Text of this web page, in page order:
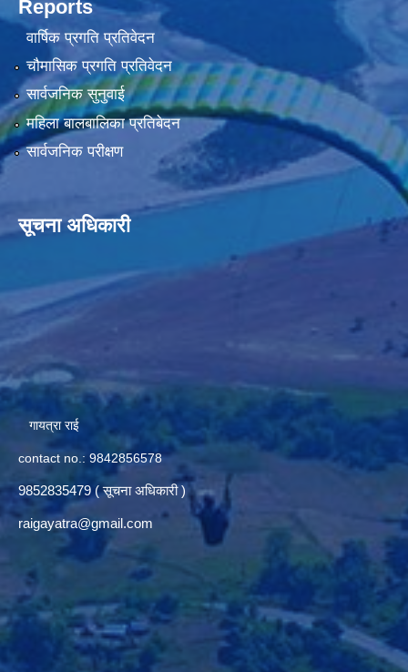
Reports
वार्षिक प्रगति प्रतिवेदन
चौमासिक प्रगति प्रतिवेदन
सार्वजनिक सुनुवाई
महिला बालबालिका प्रतिबेदन
सार्वजनिक परीक्षण
सूचना अधिकारी
गायत्रा राई
contact no.: 9842856578
9852835479 ( सूचना अधिकारी )
raigayatra@gmail.com